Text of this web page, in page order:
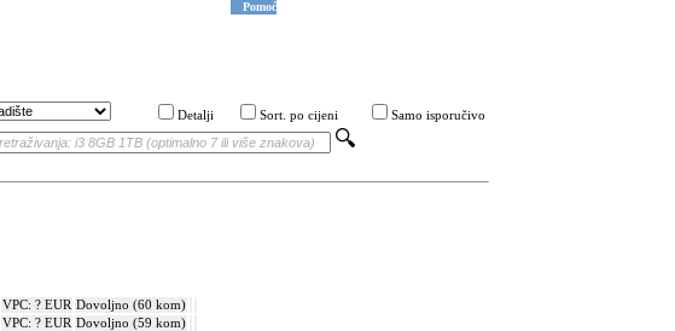
Pomoć
Detalji Sort. po cijeni Samo isporučivo
VPC: ? EUR Dovoljno (60 kom)
VPC: ? EUR Dovoljno (59 kom)